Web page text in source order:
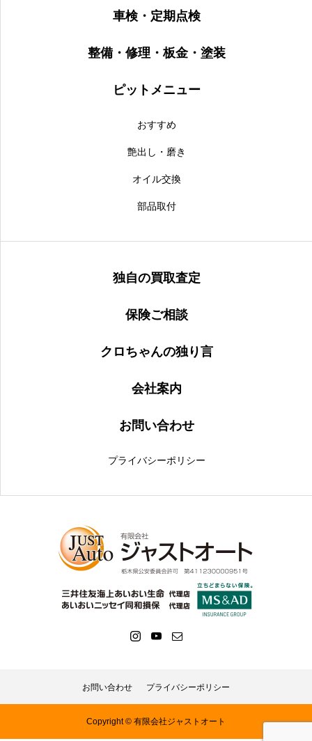
車検・定期点検
整備・修理・板金・塗装
ピットメニュー
おすすめ
艶出し・磨き
オイル交換
部品取付
独自の買取査定
保険ご相談
クロちゃんの独り言
会社案内
お問い合わせ
プライバシーポリシー
お問い合わせ プライバシーポリシー
Copyright © 有限会社ジャストオート